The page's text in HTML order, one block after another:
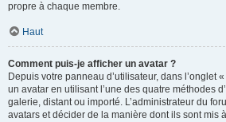
propre à chaque membre.
Haut
Comment puis-je afficher un avatar ?
Depuis votre panneau d’utilisateur, dans l’onglet
un avatar en utilisant l’une des quatre méthodes
galerie, distant ou importé. L’administrateur du
avatars et décider de la manière dont ils sont mis